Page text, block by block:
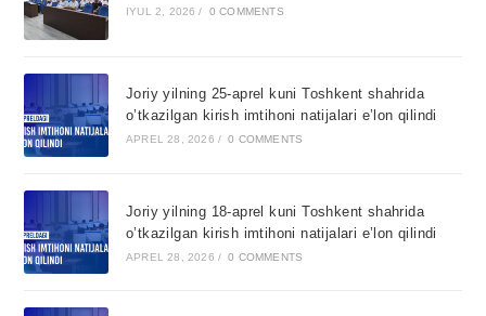
IYUL 2, 2026 / 0 COMMENTS
Joriy yilning 25-aprel kuni Toshkent shahrida
o’tkazilgan kirish imtihoni natijalari e’lon qilindi
APREL 28, 2026 / 0 COMMENTS
Joriy yilning 18-aprel kuni Toshkent shahrida
o’tkazilgan kirish imtihoni natijalari e’lon qilindi
APREL 28, 2026 / 0 COMMENTS